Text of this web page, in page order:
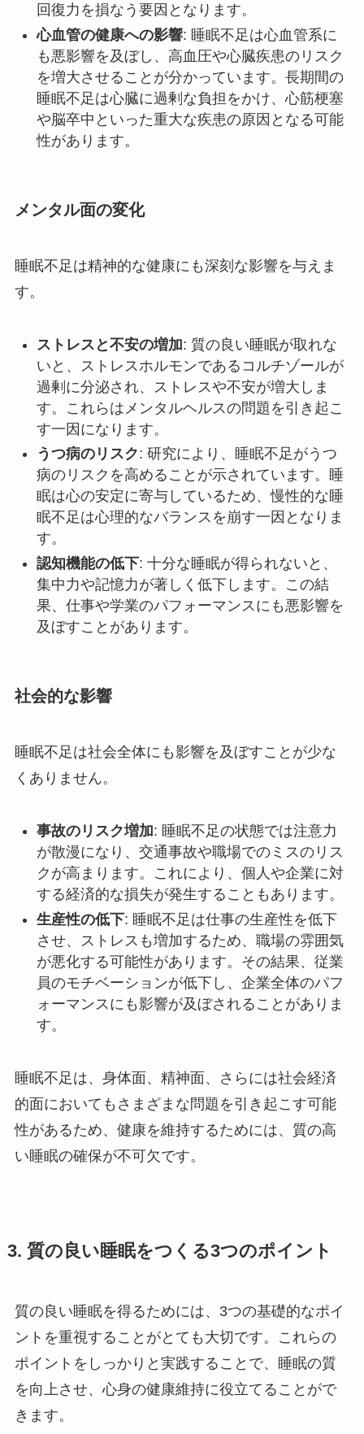
回復力を損なう要因となります。
心血管の健康への影響: 睡眠不足は心血管系に
も悪影響を及ぼし、高血圧や心臓疾患のリスク
を増大させることが分かっています。長期間の
睡眠不足は心臓に過剰な負担をかけ、心筋梗塞
や脳卒中といった重大な疾患の原因となる可能
性があります。
メンタル面の変化
睡眠不足は精神的な健康にも深刻な影響を与えま
す。
ストレスと不安の増加: 質の良い睡眠が取れな
いと、ストレスホルモンであるコルチゾールが
過剰に分泌され、ストレスや不安が増大しま
す。これらはメンタルヘルスの問題を引き起こ
す一因になります。
うつ病のリスク: 研究により、睡眠不足がうつ
病のリスクを高めることが示されています。睡
眠は心の安定に寄与しているため、慢性的な睡
眠不足は心理的なバランスを崩す一因となりま
す。
認知機能の低下: 十分な睡眠が得られないと、
集中力や記憶力が著しく低下します。この結
果、仕事や学業のパフォーマンスにも悪影響を
及ぼすことがあります。
社会的な影響
睡眠不足は社会全体にも影響を及ぼすことが少な
くありません。
事故のリスク増加: 睡眠不足の状態では注意力
が散漫になり、交通事故や職場でのミスのリス
クが高まります。これにより、個人や企業に対
する経済的な損失が発生することもあります。
生産性の低下: 睡眠不足は仕事の生産性を低下
させ、ストレスも増加するため、職場の雰囲気
が悪化する可能性があります。その結果、従業
員のモチベーションが低下し、企業全体のパフ
ォーマンスにも影響が及ぼされることがありま
す。
睡眠不足は、身体面、精神面、さらには社会経済
的面においてもさまざまな問題を引き起こす可能
性があるため、健康を維持するためには、質の高
い睡眠の確保が不可欠です。
3. 質の良い睡眠をつくる3つのポイント
質の良い睡眠を得るためには、3つの基礎的なポイ
ントを重視することがとても大切です。これらの
ポイントをしっかりと実践することで、睡眠の質
を向上させ、心身の健康維持に役立てることがで
きます。